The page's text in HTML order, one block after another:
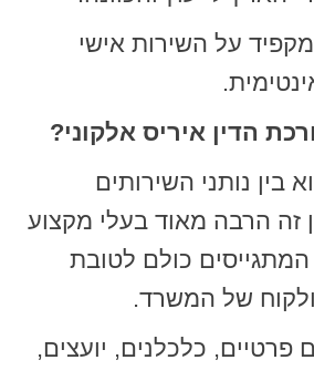
על השירות אישי
הדין איריס אלקוני?
בין נותני השירותים
זה הרבה מאוד בעלי מקצוע
כולם לטובת
של המשרד.
פרטיים, כלכלנים, יועצים,